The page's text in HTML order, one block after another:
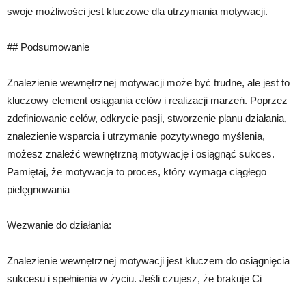
swoje możliwości jest kluczowe dla utrzymania motywacji.
## Podsumowanie
Znalezienie wewnętrznej motywacji może być trudne, ale jest to
kluczowy element osiągania celów i realizacji marzeń. Poprzez
zdefiniowanie celów, odkrycie pasji, stworzenie planu działania,
znalezienie wsparcia i utrzymanie pozytywnego myślenia,
możesz znaleźć wewnętrzną motywację i osiągnąć sukces.
Pamiętaj, że motywacja to proces, który wymaga ciągłego
pielęgnowania
Wezwanie do działania:
Znalezienie wewnętrznej motywacji jest kluczem do osiągnięcia
sukcesu i spełnienia w życiu. Jeśli czujesz, że brakuje Ci